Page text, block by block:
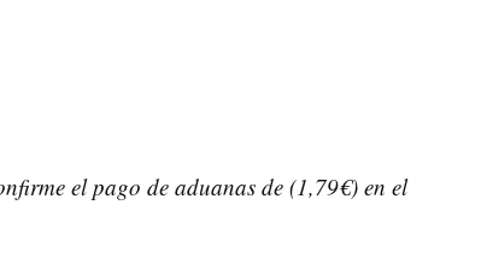
el pago de aduanas de (1,79€) en el